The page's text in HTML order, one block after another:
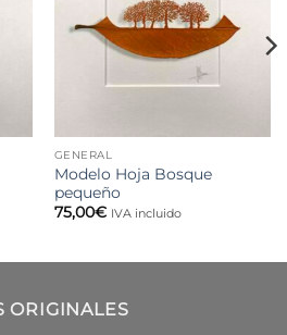
GENERAL
Modelo Hoja Bosque
pequeño
75,00€ IVA incluido
ORIGINALES